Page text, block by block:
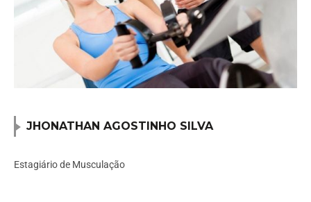
JHONATHAN AGOSTINHO SILVA
Estagiário de Musculação